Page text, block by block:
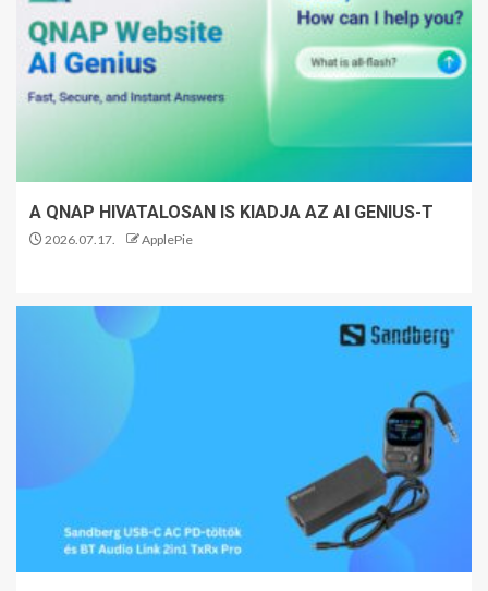
A QNAP HIVATALOSAN IS KIADJA AZ AI GENIUS-T
2026.07.17. ApplePie